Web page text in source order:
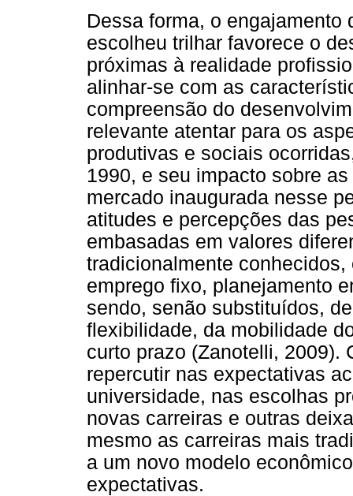
Dessa forma, o engajamento
escolheu trilhar favorece o
próximas à realidade
alinhar-se com as
compreensão do
relevante atentar para os
produtivas e sociais
1990, e seu impacto sobre
mercado inaugurada nesse
atitudes e percepções das
embasadas em valores
tradicionalmente
emprego fixo, planejamento
sendo, senão substituídos,
flexibilidade, da mobilidade
curto prazo (Zanotelli, 2009).
repercutir nas expectativas
universidade, nas escolhas
novas carreiras e outras
mesmo as carreiras mais
a um novo modelo
expectativas.